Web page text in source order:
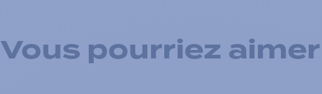
Vous pourriez